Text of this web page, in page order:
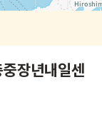
중장년내일센